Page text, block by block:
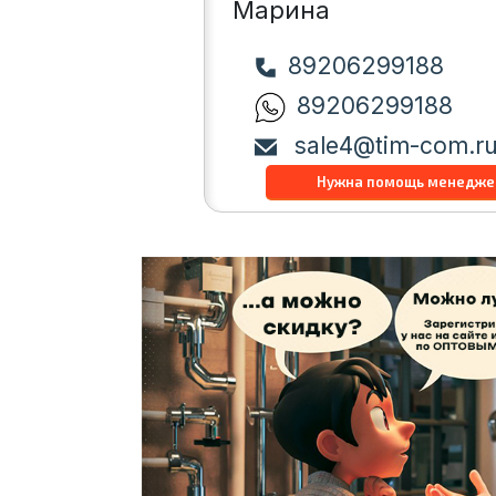
Марина
89206299188
89206299188
sale4@tim-